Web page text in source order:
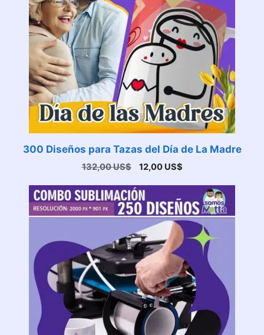
300 Diseños para Tazas del Día de La Madre
132,00US$
El
original
era:
132,00 US$.
12,00 US$El
actual
es:
12,00 US$.